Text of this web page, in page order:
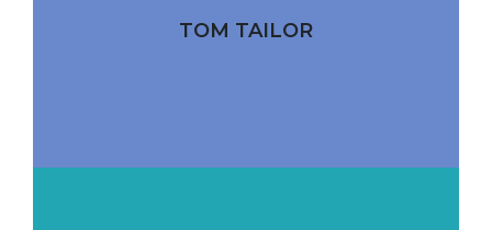
TOM TAILOR